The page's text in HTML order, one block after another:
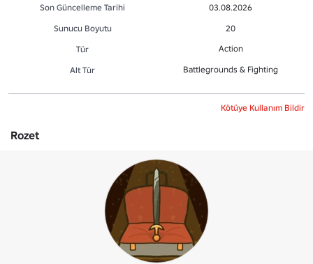
Son Güncelleme Tarihi
03.08.2026
Sunucu Boyutu
20
Tür
Action
Alt Tür Battlegrounds & Fighting
Kötüye Kullanım Bildir
Rozet